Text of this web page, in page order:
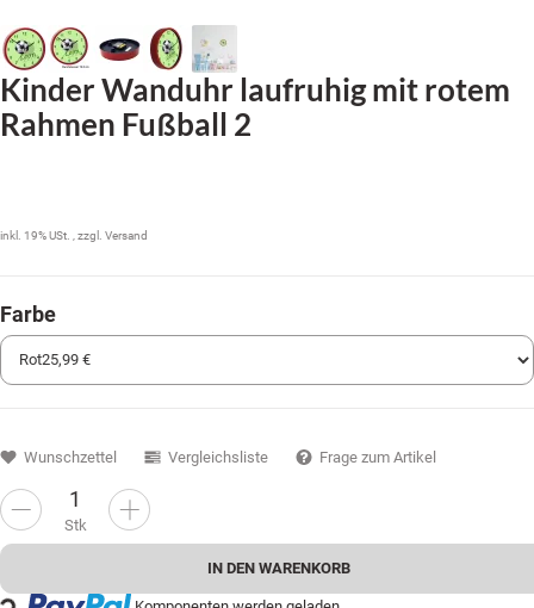
Kinder Wanduhr laufruhig mit rotem
Rahmen Fußball 2
inkl. 19% USt. , zzgl. Versand
Farbe
Stk
IN DEN WARENKORB
Loading...
Wunschzettel Vergleichsliste Frage zum Artikel